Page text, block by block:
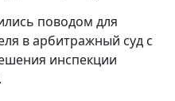
поводом для
в арбитражный суд с
инспекции